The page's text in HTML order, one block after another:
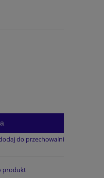
do przechowalni
produkt